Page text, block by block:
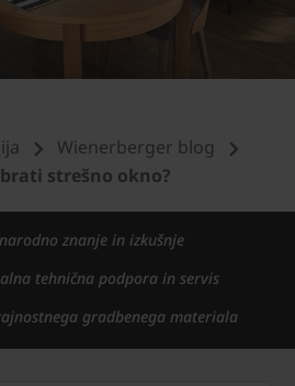
Wienerberger blog
strešno okno?
znanje in izkušnje
tehnična podpora in servis
gradbenega materiala